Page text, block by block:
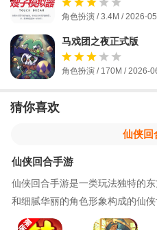
角色扮演 / 3.4M / 2026-
马戏团之夜正式版
角色扮演 / 170M / 2026-
猜你喜欢
仙侠回
仙侠回合手游
仙侠回合手游是一类玩法独特的
和细腻华丽的角色形象构成的仙
考验玩家的策略性，不再是简单的